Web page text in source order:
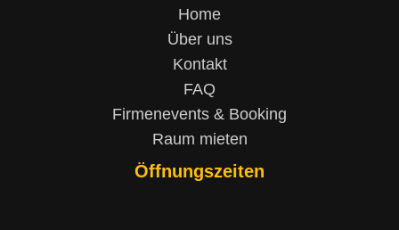
Home
Über uns
Kontakt
FAQ
Firmenevents & Booking
Raum mieten
Öffnungszeiten